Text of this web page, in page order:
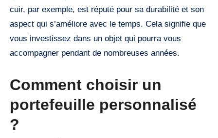
cuir, par exemple, est réputé pour sa durabilité et son
aspect qui s’améliore avec le temps. Cela signifie que
vous investissez dans un objet qui pourra vous
accompagner pendant de nombreuses années.
Comment choisir un
portefeuille personnalisé
?